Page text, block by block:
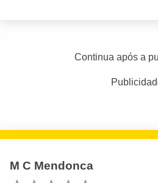
Continua após a
M C Mendonca